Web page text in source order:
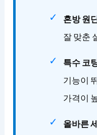
혼방 원
잘 맞춘
특수 코
기능이
가격이
올바른